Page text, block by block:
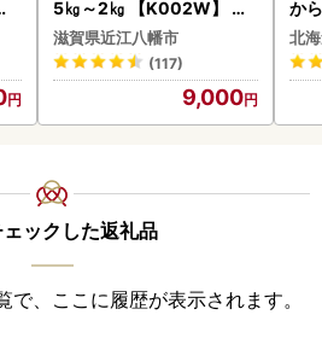
5㎏～2㎏ 【K002W】 野
菜 旬 新鮮
滋賀県近江八幡市
(117)
9,000
か
ら
g (
)【
北
ックした返礼品
、ここに履歴が表示されます。